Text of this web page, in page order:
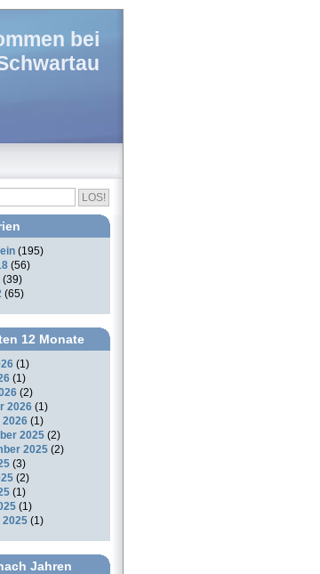
bei
(195)
(56)
(39)
(65)
12 Monate
(1)
(1)
(2)
2026 (1)
2026 (1)
2025 (2)
2025 (2)
(3)
(2)
(1)
(1)
2025 (1)
Jahren